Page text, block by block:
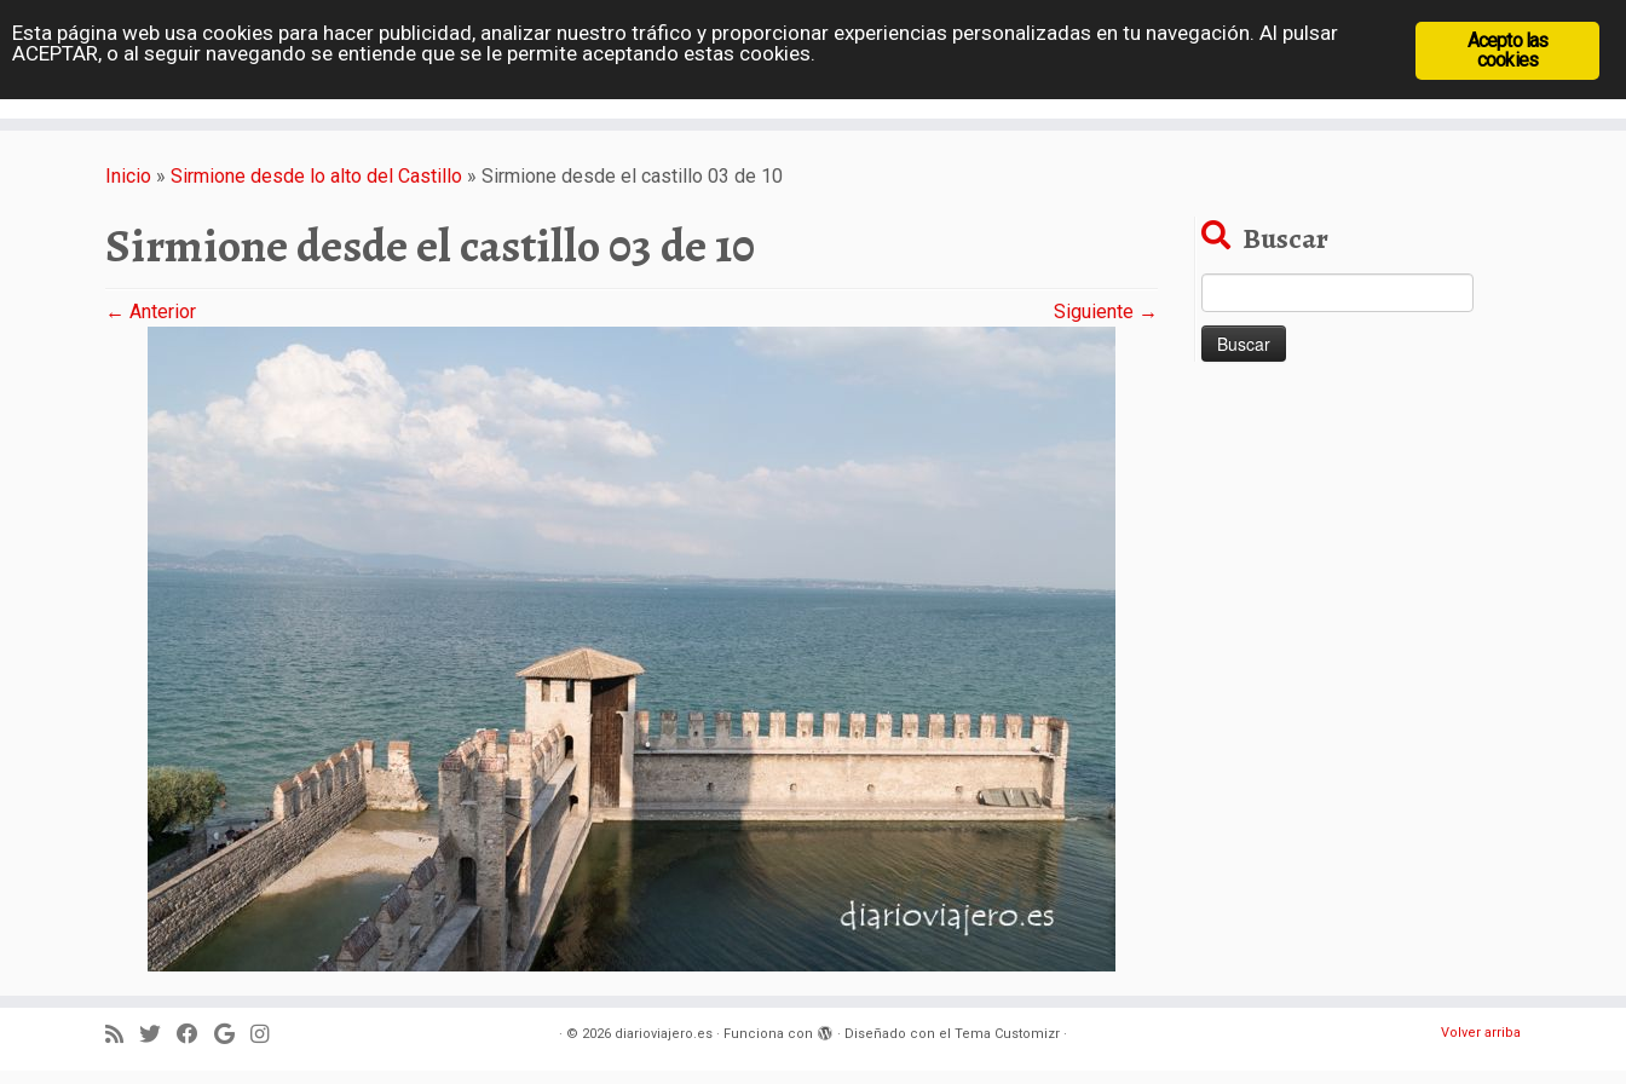
diarioviajero.es Portada Eslovaquia España Holanda Polonia Grecia Rep. Checa Hungría
Rumanía
Inicio » Sirmione desde lo alto del Castillo » Sirmione desde el castillo 03 de 10
Sirmione desde el castillo 03 de 10
← Anterior Siguiente →
Buscar
· © 2026 diarioviajero.es · Funciona con · Diseñado con el Tema Customizr · Volver arriba
Acepto las
cookies
Esta página web usa cookies para hacer publicidad, analizar nuestro tráfico y proporcionar experiencias personalizadas en tu navegación. Al pulsar
ACEPTAR, o al seguir navegando se entiende que se le permite aceptando estas cookies.